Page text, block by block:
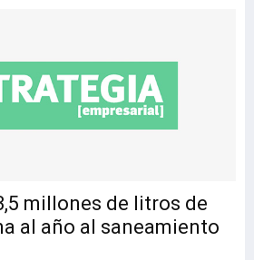
millones de litros de
al año al saneamiento